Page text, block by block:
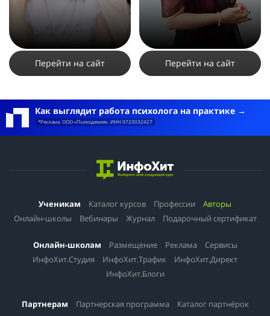
5766 5
Перейти на сайт
5792 4 3
Перейти на сайт
Как выглядит работа психолога на практике
*Реклама. ООО «Психодемия». ИНН 9723032427
Ученикам Каталог курсов Профессии
Авторы
Онлайн-школы
Вебинары Журнал Подарочный сертификат
Онлайн-школам Размещение Реклама
Сервисы
ИнфоХит.Студия
ИнфоХит.Трафик
ИнфоХит.Директ
ИнфоХит.Блоги
Партнерам Партнерская программа Каталог партнёрок